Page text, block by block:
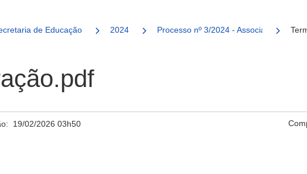
de Educação 2024 Processo nº 3/2024 - Associação
19/02/2026 03h50